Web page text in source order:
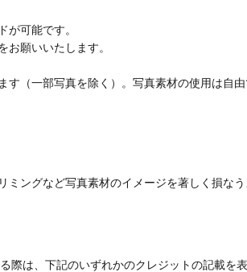
が可能です。
願いいたします。
（一部写真を除く）。写真素材の使用は自
ングなど写真素材のイメージを著しく損なう
は、下記のいずれかのクレジットの記載を表